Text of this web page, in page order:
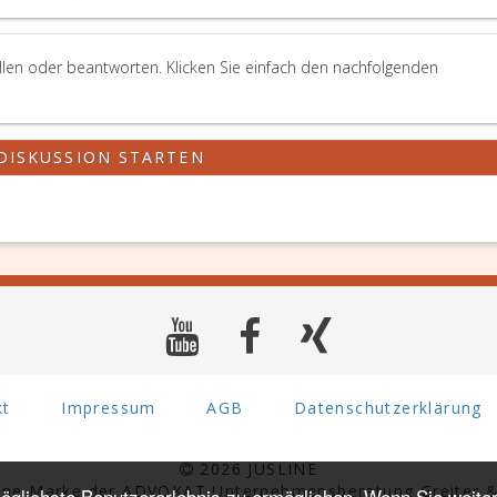
oder beantworten. Klicken Sie einfach den nachfolgenden
STARTEN
Impressum AGB Datenschutzerklärung
2026 JUSLINE
Marke der ADVOKAT Unternehmensberatung Greiter